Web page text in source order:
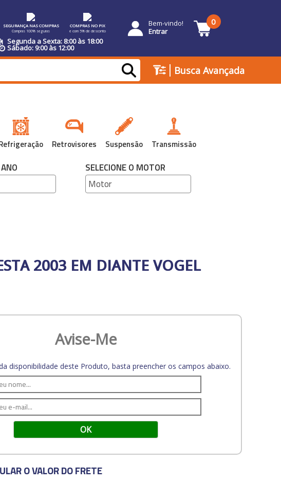
SEGURANÇA NAS COMPRAS
Compras 100% seguras
COMPRAS NO PIX
e com 5% de desconto
Segunda a Sexta: 8:00 às 18:00
Sábado: 9:00 às 12:00
Bem-vindo!
Entrar
0
| Busca Avançada
Retrovisores Suspensão Transmissão
SELECIONE O MOTOR
2003 EM DIANTE VOGEL
Avise-Me
disponibilidade deste Produto, basta preencher os campos abaixo.
O VALOR DO FRETE